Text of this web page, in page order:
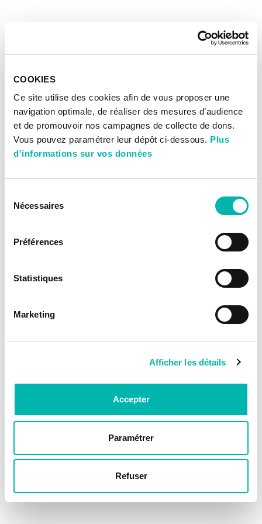
COOKIES
Ce site utilise des cookies afin de vous proposer une
navigation optimale, de réaliser des mesures d’audience
et de promouvoir nos campagnes de collecte de dons.
Vous pouvez paramétrer leur dépôt ci-dessous. Plus
d'informations sur vos données
Nécessaires
Préférences
Statistiques
Marketing
Afficher les détails
Accepter
Paramétrer
Refuser